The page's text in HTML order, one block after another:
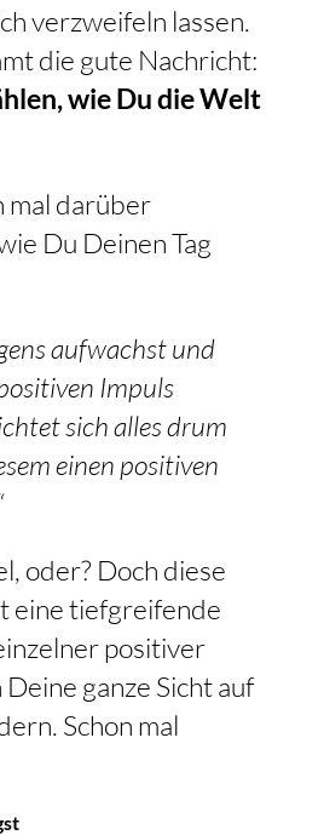
verzweifeln lassen.
wie Du die Welt
mal darüber
Du Deinen Tag
aufwachst und
Impuls
sich alles drum
einen positiven
oder? Doch diese
eine tiefgreifende
positiver
ganze Sicht auf
Schon mal